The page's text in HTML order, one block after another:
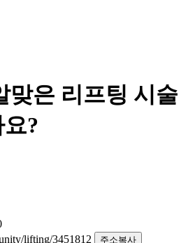
맞은 리프팅 시술
?
lifting/3451812
주소복사